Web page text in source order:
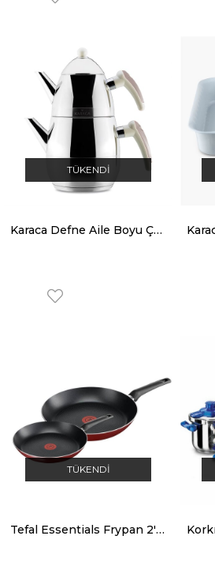
TÜKENDI
Karaca Defne Aile Boyu Çaydanlık Gri
TÜKENDI
Tefal Essentials Frypan 2'li Tava Seti - 20 ve 26 cm